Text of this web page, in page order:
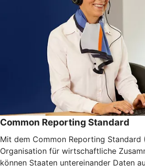
Common Reporting Standard
Mit dem Common Reporting Standard
Organisation für wirtschaftliche
können Staaten untereinander Daten